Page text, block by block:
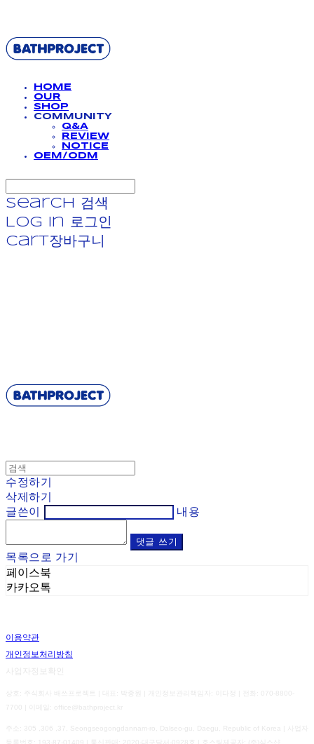
HOME
OUR
SHOP
COMMUNITY
Q&A
REVIEW
NOTICE
OEM/ODM
Search
검색
Log In
로그인
Cart장바구니
수정하기
삭제하기
글쓴이
내용
댓글 쓰기
목록으로 가기
페이스북
카카오톡
이용약관
개인정보처리방침
사업자정보확인
상호: 주식회사 배쓰프로젝트 | 대표: 박종원 | 개인정보관리책임자: 이다정 | 전화: 070-8800-
7700 | 이메일: office@bathproject.kr
주소: 305 ,306 ,37, Seongseogongdannam-ro, Dalseo-gu, Daegu, Republic of Korea | 사업자
193-87-01409 2020-대구달서-0928호 | 호스팅제공자: (주)식스샵